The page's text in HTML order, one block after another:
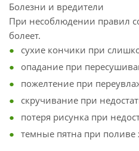
Болезни и вредители
При несоблюдении правил
болеет.
сухие кончики при
опадание при
пожелтение при
скручивание при
потеря рисунка при
темные пятна при поливе